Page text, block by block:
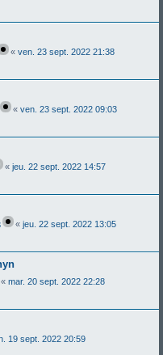
« ven. 23 sept. 2022 21:38
« ven. 23 sept. 2022 09:03
« jeu. 22 sept. 2022 14:57
« jeu. 22 sept. 2022 13:05
mar. 20 sept. 2022 22:28
19 sept. 2022 20:59